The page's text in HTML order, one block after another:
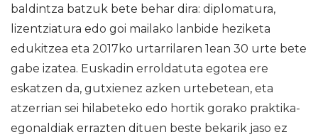
baldintza batzuk bete behar dira: diplomatura,
lizentziatura edo goi mailako lanbide heziketa
edukitzea eta 2017ko urtarrilaren 1ean 30 urte bete
gabe izatea. Euskadin erroldatuta egotea ere
eskatzen da, gutxienez azken urtebetean, eta
atzerrian sei hilabeteko edo hortik gorako praktika-
egonaldiak errazten dituen beste bekarik jaso ez